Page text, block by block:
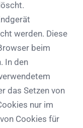
werden. Diese
beim
In den
das Setzen von
nur im
Cookies für